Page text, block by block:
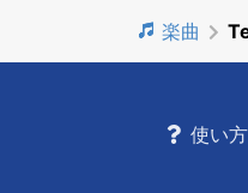
楽曲
使い方